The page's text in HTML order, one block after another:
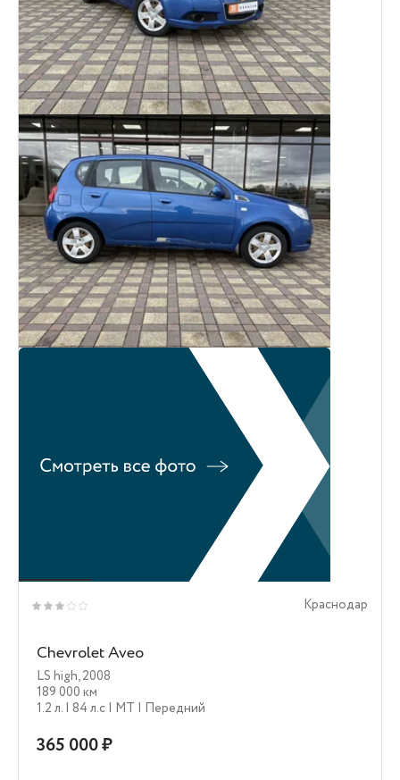
Краснодар
Chevrolet Aveo
LS high,2008
189 000 км
1.2 л. | 84 л.c | MT | Передний
365 000 ₽